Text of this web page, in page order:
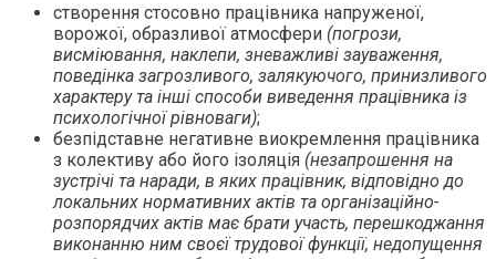
створення стосовно працівника напруженої,
ворожої, образливої атмосфери (погрози,
висміювання, наклепи, зневажливі зауваження,
поведінка загрозливого, залякуючого, принизливого
характеру та інші способи виведення працівника із
психологічної рівноваги);
безпідставне негативне виокремлення працівника
з колективу або його ізоляція (незапрошення на
зустрічі та наради, в яких працівник, відповідно до
локальних нормативних актів та організаційно-
розпорядчих актів має брати участь, перешкоджання
виконанню ним своєї трудової функції, недопущення